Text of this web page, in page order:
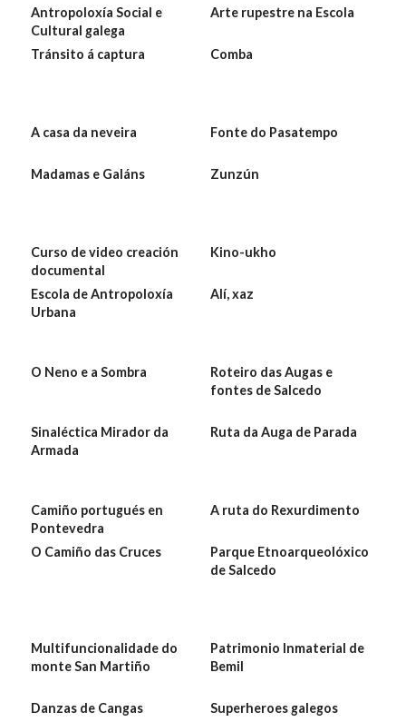
Antropoloxía Social e
Cultural galega
Arte rupestre na Escola
Tránsito á captura Comba
A casa da neveira Fonte do Pasatempo
Madamas e Galáns Zunzún
Curso de video creación
documental
Kino-ukho
Escola de Antropoloxía
Urbana
Alí, xaz
O Neno e a Sombra
Roteiro das Augas e
fontes de Salcedo
Sinaléctica Mirador da
Armada
Ruta da Auga de Parada
Camiño portugués en
Pontevedra
A ruta do Rexurdimento
O Camiño das Cruces
Parque Etnoarqueolóxico
de Salcedo
Multifuncionalidade do
monte San Martiño
Patrimonio Inmaterial de
Bemil
Danzas de Cangas Superheroes galegos